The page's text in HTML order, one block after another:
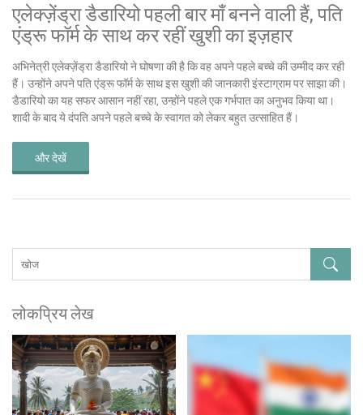
एलेक्ज़ेंड्रा डैडारियो पहली बार माँ बनने वाली हैं, पति
एंड्रू फॉर्म के साथ कर रहीं खुशी का इज़हार
अभिनेत्री एलेक्ज़ेंड्रा डैडारियो ने घोषणा की है कि वह अपने पहले बच्चे की उम्मीद कर रही
हैं। उन्होंने अपने पति एंड्रू फॉर्म के साथ इस खुशी की जानकारी इंस्टाग्राम पर साझा की।
डैडारियो का यह सफर आसान नहीं रहा, उन्होंने पहले एक गर्भपात का अनुभव किया था।
शादी के बाद ये दंपति अपने पहले बच्चे के स्वागत को लेकर बहुत उत्साहित हैं।
और देखें
लोकप्रिय लेख